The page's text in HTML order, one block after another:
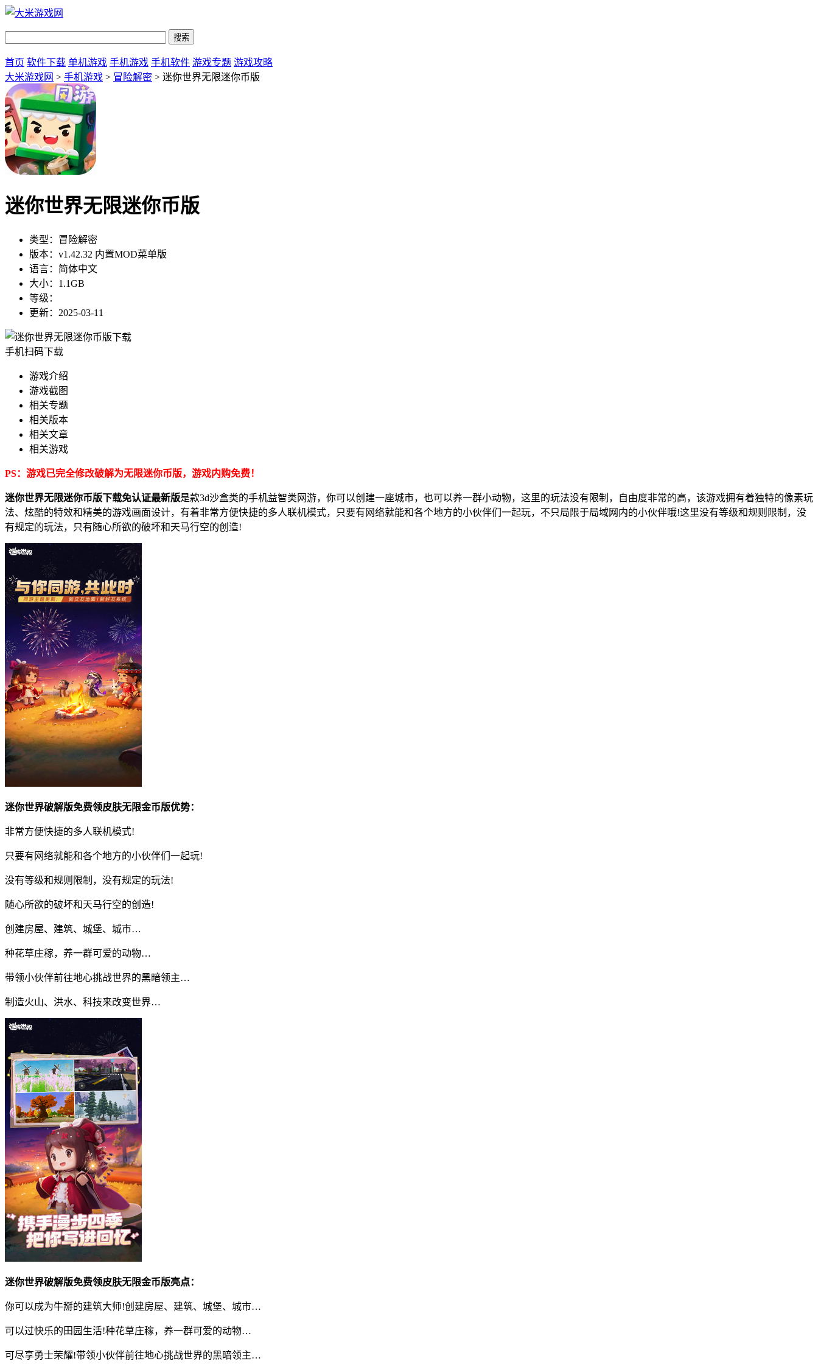
首页 软件下载 单机游戏 手机游戏 手机软件 游戏专题 游戏攻略
大米游戏网 > 手机游戏 > 冒险解密 > 迷你世界无限迷你币版
迷你世界无限迷你币版
类型： 冒险解密
版本： v1.42.32 内置MOD菜单版
语言： 简体中文
大小： 1.1GB
等级：
更新： 2025-03-11
手机扫码下载
游戏介绍
游戏截图
相关专题
相关版本
相关文章
相关游戏
PS：游戏已完全修改破解为无限迷你币版，游戏内购免费！
迷你世界无限迷你币版下载免认证最新版是款3d沙盒类的手机益智类网游，你可以创建一座城市，也可以养一群小动物，这里的玩法没有限制，自由度非常的高，该游戏拥有着独特的像素玩
法、炫酷的特效和精美的游戏画面设计，有着非常方便快捷的多人联机模式，只要有网络就能和各个地方的小伙伴们一起玩，不只局限于局域网内的小伙伴哦!这里没有等级和规则限制，没
有规定的玩法，只有随心所欲的破坏和天马行空的创造!
迷你世界破解版免费领皮肤无限金币版优势：
非常方便快捷的多人联机模式!
只要有网络就能和各个地方的小伙伴们一起玩!
没有等级和规则限制，没有规定的玩法!
随心所欲的破坏和天马行空的创造!
创建房屋、建筑、城堡、城市…
种花草庄稼，养一群可爱的动物…
带领小伙伴前往地心挑战世界的黑暗领主…
制造火山、洪水、科技来改变世界…
迷你世界破解版免费领皮肤无限金币版亮点：
你可以成为牛掰的建筑大师!创建房屋、建筑、城堡、城市…
可以过快乐的田园生活!种花草庄稼，养一群可爱的动物…
可尽享勇士荣耀!带领小伙伴前往地心挑战世界的黑暗领主…